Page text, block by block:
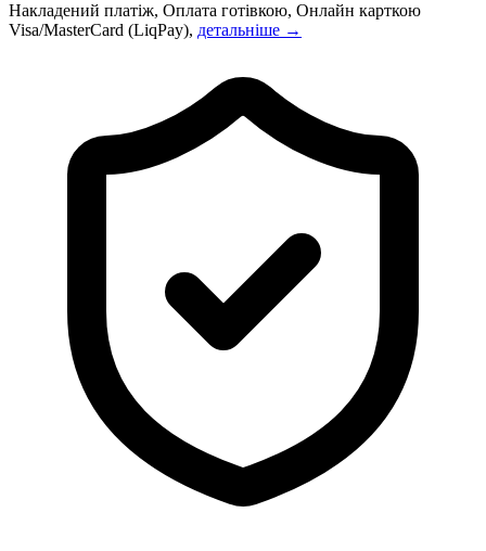
Накладений платіж, Оплата готівкою, Онлайн карткою
Visa/MasterCard (LiqPay), детальніше →